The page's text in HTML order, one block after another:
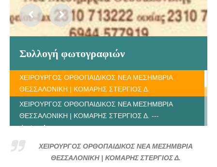
Συλλογή φωτογραφιών
ΧΕΙΡΟΥΡΓΟΣ ΟΡΘΟΠΑΙΔΙΚΟΣ ΝΕΑ ΜΕΣΗΜΒΡΙΑ
ΘΕΣΣΑΛΟΝΙΚΗ | ΚΟΜΑΡΗΣ ΣΤΕΡΓΙΟΣ Δ.
ΧΕΙΡΟΥΡΓΟΣ ΟΡΘΟΠΑΙΔΙΚΟΣ ΝΕΑ ΜΕΣΗΜΒΡΙΑ
ΘΕΣΣΑΛΟΝΙΚΗ | ΚΟΜΑΡΗΣ ΣΤΕΡΓΙΟΣ Δ. ---
doctors4u.gr
ΧΕΙΡΟΥΡΓΟΣ ΟΡΘΟΠΑΙΔΙΚΟΣ ΝΕΑ ΜΕΣΗΜΒΡΙΑ
ΘΕΣΣΑΛΟΝΙΚΗ | ΚΟΜΑΡΗΣ ΣΤΕΡΓΙΟΣ Δ. ---
ΧΕΙΡΟΥΡΓΟΣ ΟΡΘΟΠΑΙΔΙΚΟΣ ΝΕΑ ΜΕΣΗΜΒΡΙΑ
ΘΕΣΣΑΛΟΝΙΚΗ | ΚΟΜΑΡΗΣ ΣΤΕΡΓΙΟΣ Δ.